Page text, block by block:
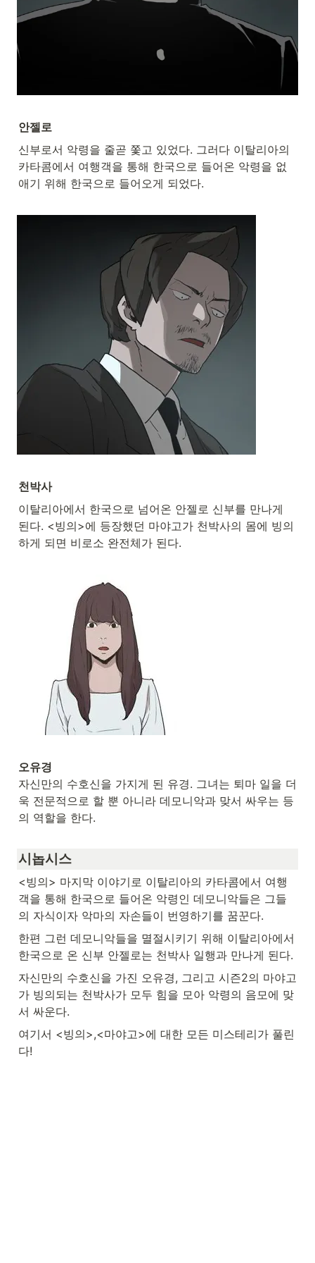
안젤로
신부로서 악령을 줄곧 쫓고 있었다. 그러다 이탈리아의
카타콤에서 여행객을 통해 한국으로 들어온 악령을 없
애기 위해 한국으로 들어오게 되었다.
천박사
이탈리아에서 한국으로 넘어온 안젤로 신부를 만나게
된다. <빙의>에 등장했던 마야고가 천박사의 몸에 빙의
하게 되면 비로소 완전체가 된다.
자신만의 수호신을 가지게 된 유경. 그녀는 퇴마 일을 더
욱 전문적으로 할 뿐 아니라 데모니악과 맞서 싸우는 등
의 역할을 한다.
시놉시스
<빙의> 마지막 이야기로 이탈리아의 카타콤에서 여행
객을 통해 한국으로 들어온 악령인 데모니악들은 그들
의 자식이자 악마의 자손들이 번영하기를 꿈꾼다.
한편 그런 데모니악들을 멸절시키기 위해 이탈리아에서
한국으로 온 신부 안젤로는 천박사 일행과 만나게 된다.
자신만의 수호신을 가진 오유경, 그리고 시즌2의 마야고
가 빙의되는 천박사가 모두 힘을 모아 악령의 음모에 맞
서 싸운다.
여기서 <빙의>,<마야고>에 대한 모든 미스테리가 풀린
다!